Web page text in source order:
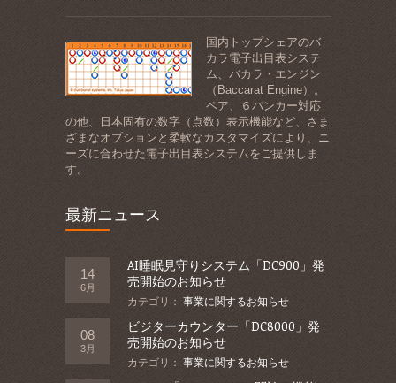
国内トップシェアのバ
カラ電子出目表システ
ム、バカラ・エンジン
（Baccarat Engine）。
ペア、６バンカー対応
の他、日本固有の数字（点数）表示機能など、さま
ざまなオプションと柔軟なカスタマイズにより、ニ
ーズに合わせた電子出目表システムをご提供しま
す。
最新ニュース
14
6月
AI睡眠見守りシステム「DC900」発
売開始のお知らせ
カテゴリ： 事業に関するお知らせ
08
3月
ビジターカウンター「DC8000」発
売開始のお知らせ
カテゴリ： 事業に関するお知らせ